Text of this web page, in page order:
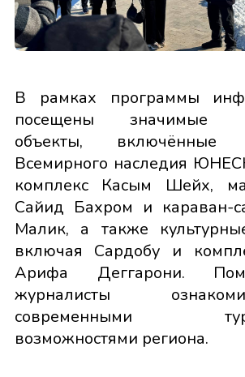
В рамках программы
посещены значимые
объекты,
Всемирного наследия
комплекс Касым Шейх,
Сайид Бахром и караван-
Малик, а также
включая Сардобу и
Арифа Деггарони.
журналисты
современными
возможностями региона.